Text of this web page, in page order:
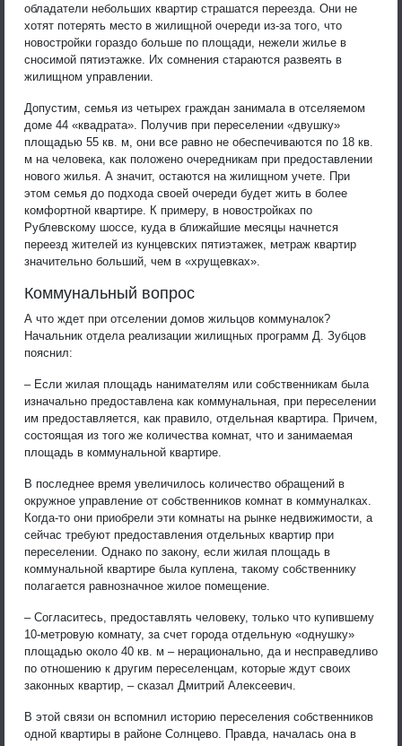
обладатели небольших квартир страшатся переезда. Они не
хотят потерять место в жилищной очереди из-за того, что
новостройки гораздо больше по площади, нежели жилье в
сносимой пятиэтажке. Их сомнения стараются развеять в
жилищном управлении.
Допустим, семья из четырех граждан занимала в отселяемом
доме 44 «квадрата». Получив при переселении «двушку»
площадью 55 кв. м, они все равно не обеспечиваются по 18 кв.
м на человека, как положено очередникам при предоставлении
нового жилья. А значит, остаются на жилищном учете. При
этом семья до подхода своей очереди будет жить в более
комфортной квартире. К примеру, в новостройках по
Рублевскому шоссе, куда в ближайшие месяцы начнется
переезд жителей из кунцевских пятиэтажек, метраж квартир
значительно больший, чем в «хрущевках».
Коммунальный вопрос
А что ждет при отселении домов жильцов коммуналок?
Начальник отдела реализации жилищных программ Д. Зубцов
пояснил:
– Если жилая площадь нанимателям или собственникам была
изначально предоставлена как коммунальная, при переселении
им предоставляется, как правило, отдельная квартира. Причем,
состоящая из того же количества комнат, что и занимаемая
площадь в коммунальной квартире.
В последнее время увеличилось количество обращений в
окружное управление от собственников комнат в коммуналках.
Когда-то они приобрели эти комнаты на рынке недвижимости, а
сейчас требуют предоставления отдельных квартир при
переселении. Однако по закону, если жилая площадь в
коммунальной квартире была куплена, такому собственнику
полагается равнозначное жилое помещение.
– Согласитесь, предоставлять человеку, только что купившему
10-метровую комнату, за счет города отдельную «однушку»
площадью около 40 кв. м – нерационально, да и несправедливо
по отношению к другим переселенцам, которые ждут своих
законных квартир, – сказал Дмитрий Алексеевич.
В этой связи он вспомнил историю переселения собственников
одной квартиры в районе Солнцево. Правда, началась она в